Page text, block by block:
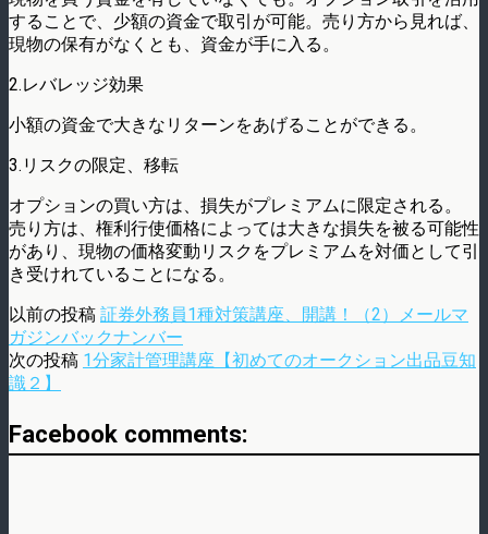
することで、少額の資金で取引が可能。売り方から見れば、
現物の保有がなくとも、資金が手に入る。
2.レバレッジ効果
小額の資金で大きなリターンをあげることができる。
3.リスクの限定、移転
オプションの買い方は、損失がプレミアムに限定される。
売り方は、権利行使価格によっては大きな損失を被る可能性
があり、現物の価格変動リスクをプレミアムを対価として引
き受けれていることになる。
以前の投稿 証券外務員1種対策講座、開講！（2）メールマ
ガジンバックナンバー
次の投稿 1分家計管理講座【初めてのオークション出品豆知
識２】
Facebook comments: